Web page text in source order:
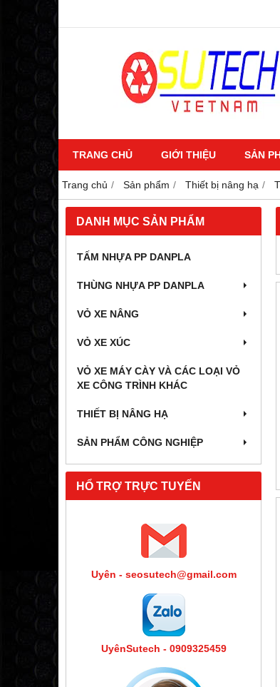
TRANG CHỦ GIỚI THIỆU SẢN
Trang chủ Sản phẩm Thiết bị nâng hạ
DANH MỤC SẢN PHẨM
TẤM NHỰA PP DANPLA
THÙNG NHỰA PP DANPLA
VỎ XE NÂNG
VỎ XE XÚC
VỎ XE MÁY CÀY VÀ CÁC LOẠI VỎ
XE CÔNG TRÌNH KHÁC
THIẾT BỊ NÂNG HẠ
SẢN PHẨM CÔNG NGHIỆP
HỔ TRỢ TRỰC TUYẾN
Uyên - seosutech@gmail.com
UyênSutech - 0909325459